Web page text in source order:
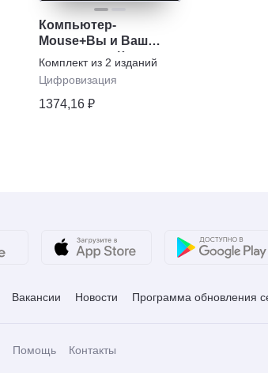
Компьютер-
Mouse+Вы и Ваш
компьютер. Комплект.
Комплект из 2 изданий
Цифровизация
1374,16 ₽
Вакансии Новости Программа обновления
Помощь Контакты